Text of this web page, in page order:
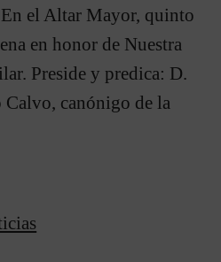
el Altar Mayor, quinto
en honor de Nuestra
Preside y predica: D.
Calvo, canónigo de la